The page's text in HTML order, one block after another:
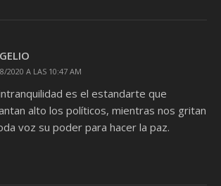
2020 A LAS 10:47 AM
es el estandarte que
alto los políticos, mientras nos gritan
voz su poder para hacer la paz.